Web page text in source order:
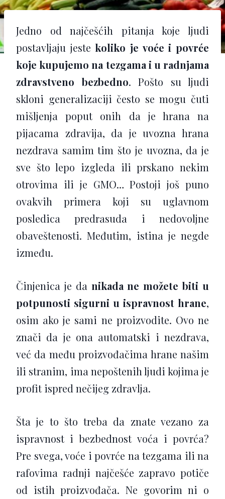
Jedno od najčešćih pitanja koje ljudi
postavljaju jeste koliko je voće i povrće
koje kupujemo na tezgama i u radnjama
zdravstveno bezbedno. Pošto su ljudi
skloni generalizaciji često se mogu čuti
mišljenja poput onih da je hrana na
pijacama zdravija, da je uvozna hrana
nezdrava samim tim što je uvozna, da je
sve što lepo izgleda ili prskano nekim
otrovima ili je GMO… Postoji još puno
ovakvih primera koji su uglavnom
posledica predrasuda i nedovoljne
obaveštenosti. Međutim, istina je negde
između.
Činjenica je da nikada ne možete biti u
potpunosti sigurni u ispravnost hrane,
osim ako je sami ne proizvodite. Ovo ne
znači da je ona automatski i nezdrava,
već da među proizvođačima hrane našim
ili stranim, ima nepoštenih ljudi kojima je
profit ispred nečijeg zdravlja.
Šta je to što treba da znate vezano za
ispravnost i bezbednost voća i povrća?
Pre svega, voće i povrće na tezgama ili na
rafovima radnji najčešće zapravo potiče
od istih proizvođača. Ne govorim ni o